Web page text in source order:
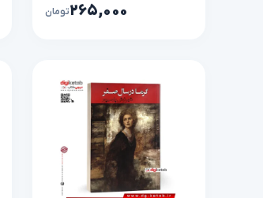
۲۶۵,۰۰۰تومان